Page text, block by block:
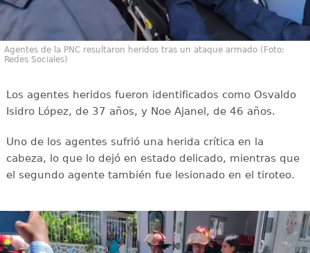
Agentes de la PNC resultaron heridos tras un ataque armado (Foto:
Redes Sociales)
Los agentes heridos fueron identificados como Osvaldo
Isidro López, de 37 años, y Noe Ajanel, de 46 años.
Uno de los agentes sufrió una herida crítica en la
cabeza, lo que lo dejó en estado delicado, mientras que
el segundo agente también fue lesionado en el tiroteo.